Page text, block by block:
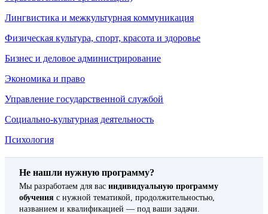
Лингвистика и межкультурная коммуникация
Физическая культура, спорт, красота и здоровье
Бизнес и деловое администрирование
Экономика и право
Управление государственной службой
Социально-культурная деятельность
Психология
Не нашли нужную программу?
Мы разработаем для вас индивидуальную программу
обучения с нужной тематикой, продолжительностью,
названием и квалификацией — под ваши задачи.